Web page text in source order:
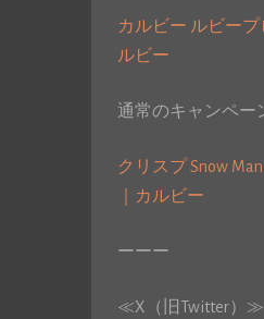
カルビー ルビー
ルビー
通常のキャンペー
クリスプ Snow
｜カルビー
ーーー
≪X（旧Twitter）≫